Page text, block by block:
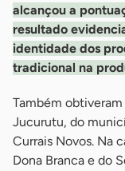
alcançou a
resultado
identidade dos
tradicional na
Também
Jucurutu, do
Currais Novos. Na
Dona Branca e do